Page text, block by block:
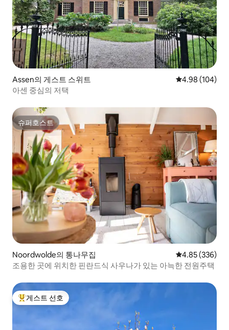
Assen의 게스트 스위트 평점 4.98점(5
4.98 (104)
아센 중심의 저택
슈퍼호스트
슈퍼호스트
Noordwolde의 통나무집 평점 4.85점(5
4.85 (336)
조용한 곳에 위치한 핀란드식 사우나가 있는 아늑한 전원주택
상위 게스트 선호
게스트 선호